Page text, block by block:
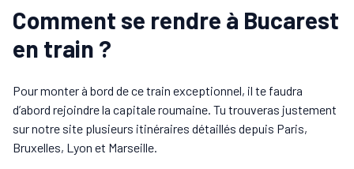
Comment se rendre à Bucarest
en train ?
Pour monter à bord de ce train exceptionnel, il te faudra
d’abord rejoindre la capitale roumaine. Tu trouveras justement
sur notre site plusieurs itinéraires détaillés depuis Paris,
Bruxelles, Lyon et Marseille.